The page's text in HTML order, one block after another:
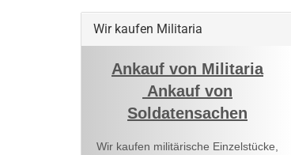
Wir kaufen Militaria
Ankauf von Militaria
Ankauf von
Soldatensachen
Wir kaufen militärische Einzelstücke,